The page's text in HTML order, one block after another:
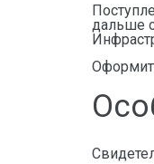
дальше